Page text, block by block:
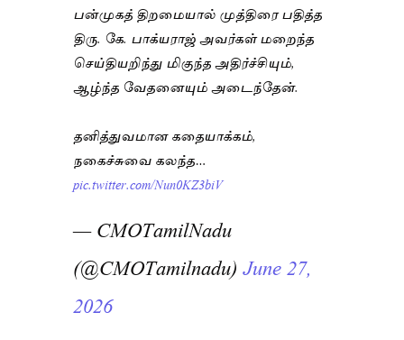
பன்முகத் திறமையால் முத்திரை பதித்த
திரு. கே. பாக்யராஜ் அவர்கள் மறைந்த
செய்தியறிந்து மிகுந்த அதிர்ச்சியும்,
ஆழ்ந்த வேதனையும் அடைந்தேன்.
தனித்துவமான கதையாக்கம்,
நகைச்சுவை கலந்த…
pic.twitter.com/Nun0KZ3biV
— CMOTamilNadu
(@CMOTamilnadu)June 27,
2026